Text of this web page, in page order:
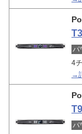
パ
4
→
パ